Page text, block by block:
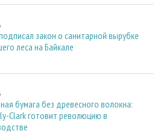
закон о санитарной вырубке
леса на Байкале
бумага без древесного волокна:
Clark готовит революцию в